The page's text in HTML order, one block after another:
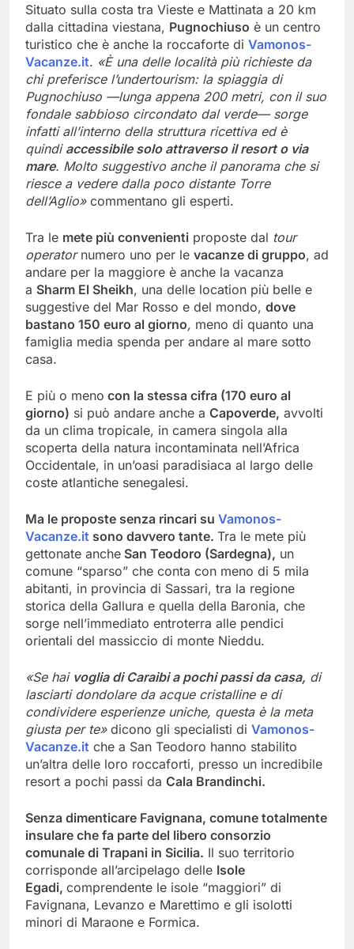
Situato sulla costa tra Vieste e Mattinata a 20 km
dalla cittadina viestana, Pugnochiuso è un centro
turistico che è anche la roccaforte di Vamonos-
Vacanze.it. «È una delle località più richieste da
chi preferisce l’undertourism: la spiaggia di
Pugnochiuso —lunga appena 200 metri, con il suo
fondale sabbioso circondato dal verde— sorge
infatti all’interno della struttura ricettiva ed è
quindi accessibile solo attraverso il resort o via
mare. Molto suggestivo anche il panorama che si
riesce a vedere dalla poco distante Torre
dell’Aglio» commentano gli esperti.
Tra le mete più convenienti proposte dal tour
operatornumero uno per le vacanze di gruppo, ad
andare per la maggiore è anche la vacanza
a Sharm El Sheikh, una delle location più belle e
suggestive del Mar Rosso e del mondo, dove
bastano 150 euro al giorno, meno di quanto una
famiglia media spenda per andare al mare sotto
casa.
E più o meno con la stessa cifra (170 euro al
giorno) si può andare anche a Capoverde, avvolti
da un clima tropicale, in camera singola alla
scoperta della natura incontaminata nell’Africa
Occidentale, in un’oasi paradisiaca al largo delle
coste atlantiche senegalesi.
Ma le proposte senza rincari su Vamonos-
Vacanze.it sono davvero tante. Tra le mete più
gettonate anche San Teodoro (Sardegna), un
comune “sparso” che conta con meno di 5 mila
abitanti, in provincia di Sassari, tra la regione
storica della Gallura e quella della Baronia, che
sorge nell’immediato entroterra alle pendici
orientali del massiccio di monte Nieddu.
«Se hai voglia di Caraibi a pochi passi da casa, di
lasciarti dondolare da acque cristalline e di
condividere esperienze uniche, questa è la meta
giusta per te»dicono gli specialisti di Vamonos-
Vacanze.it che a San Teodoro hanno stabilito
un’altra delle loro roccaforti, presso un incredibile
resort a pochi passi da Cala Brandinchi.
Senza dimenticare Favignana, comune totalmente
insulare che fa parte del libero consorzio
comunale di Trapani in Sicilia. Il suo territorio
corrisponde all’arcipelago delle Isole
Egadi, comprendente le isole “maggiori” di
Favignana, Levanzo e Marettimo e gli isolotti
minori di Maraone e Formica.